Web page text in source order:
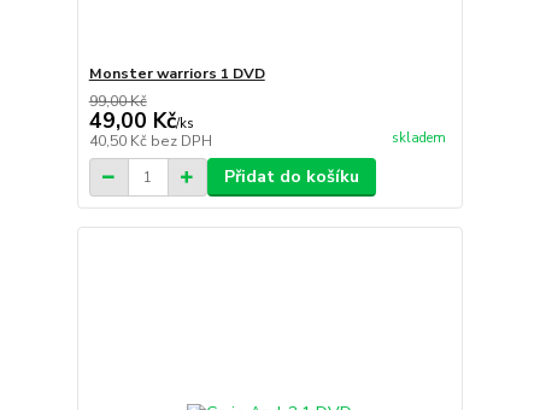
Monster warriors 1 DVD
99,00 Kč
49,00 Kč/ks
40,50 Kč bez DPH skladem
Přidat do košíku